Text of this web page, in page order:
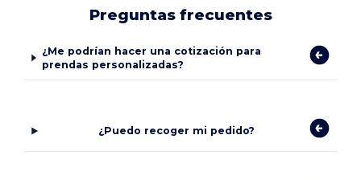
Preguntas frecuentes
¿Me podrían hacer una cotización para
prendas personalizadas?
¿Puedo recoger mi pedido?